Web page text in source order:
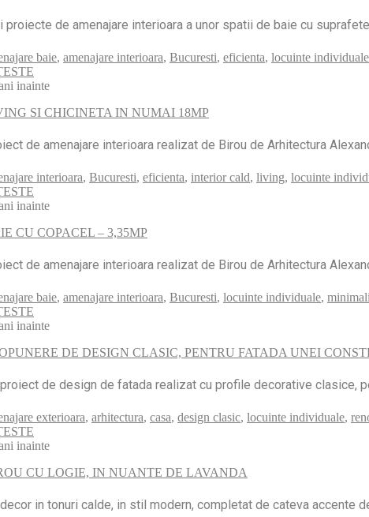
proiecte de amenajare interioara a unor spatii de baie cu
baie, amenajare interioara, Bucuresti, eficienta, locuinte individuale
inainte
SI CHICINETA IN NUMAI 18MP
de amenajare interioara realizat de Birou de Arhitectura
interioara, Bucuresti, eficienta, interior cald, living, locuinte
inainte
CU COPACEL – 3,35MP
de amenajare interioara realizat de Birou de Arhitectura
baie, amenajare interioara, Bucuresti, locuinte individuale,
inainte
DE DESIGN CLASIC, PENTRU FATADA UNEI
de design de fatada realizat cu profile decorative clasice,
exterioara, arhitectura, casa, design clasic, locuinte individuale,
inainte
CU LOGIE, IN NUANTE DE LAVANDA
in tonuri calde, in stil modern, completat de cateva accente